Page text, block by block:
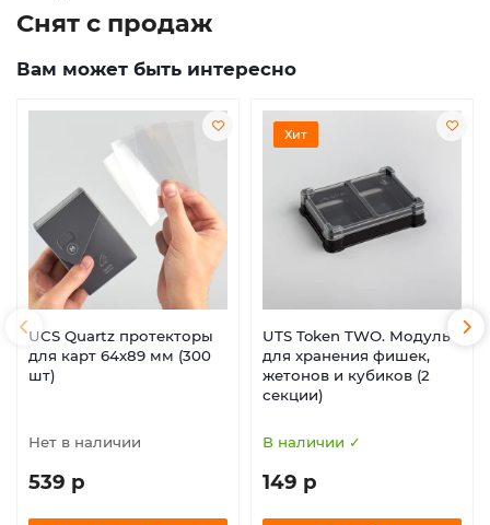
Снят с продаж
Вам может быть интересно
UCS Quartz протекторы
для карт 64х89 мм (300
шт)
Нет в наличии
539 р
Хит
UTS Token TWO. Модуль
для хранения фишек,
жетонов и кубиков (2
секции)
В наличии ✓
149 р